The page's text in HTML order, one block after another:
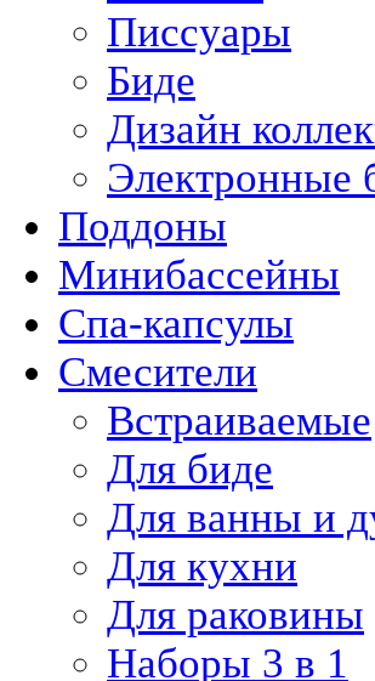
Писсуары
Биде
Дизайн
Электронные
Поддоны
Минибассейны
Спа-капсулы
Смесители
Встраиваемые
Для биде
Для ванны и
Для кухни
Для раковины
Наборы 3 в 1